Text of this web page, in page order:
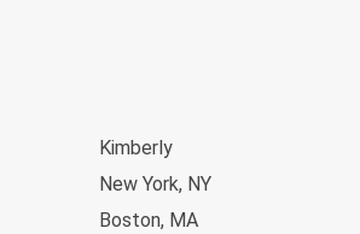
Kimberly
New York, NY
Boston, MA